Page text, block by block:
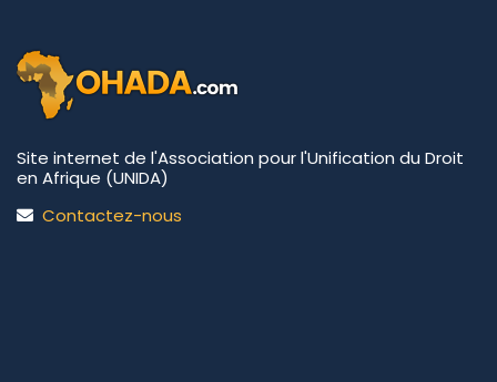
Site internet de l'Association pour l'Unification du Droit
en Afrique (UNIDA)
Contactez-nous